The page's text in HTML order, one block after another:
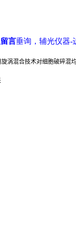
言垂询，辅光仪器-
涡混合技术对细胞破碎混